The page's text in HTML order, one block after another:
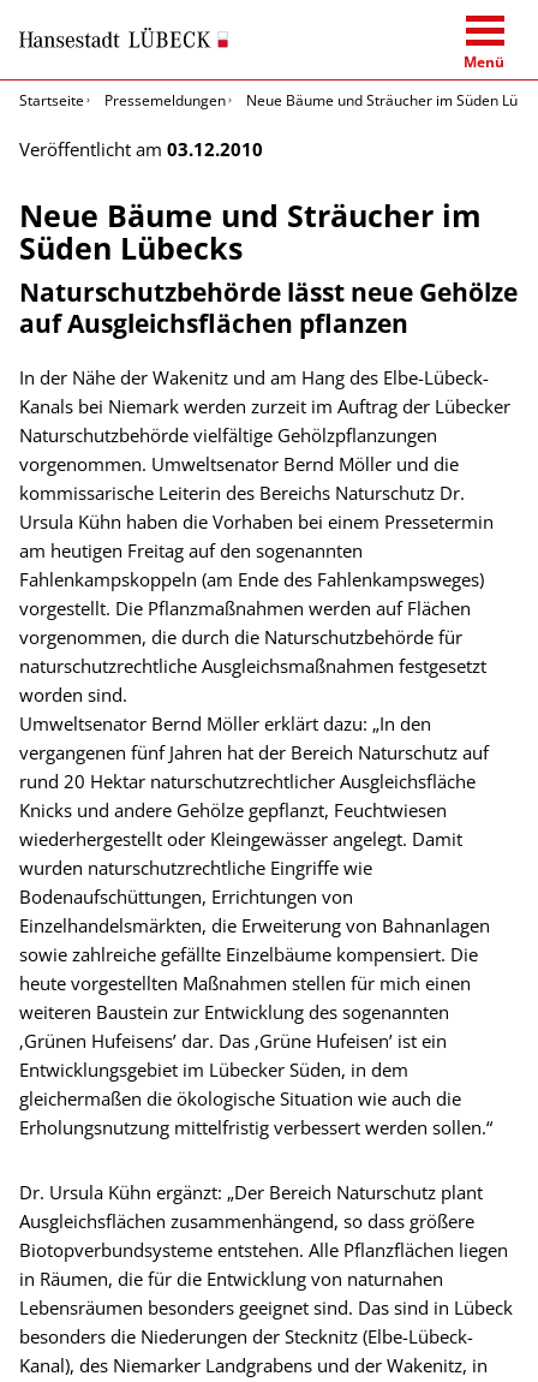
Menü
Startseite
Pressemeldungen Neue Bäume und Sträucher im Süden
Veröffentlicht am 03.12.2010
Neue Bäume und Sträucher im
Süden Lübecks
Naturschutzbehörde lässt neue Gehölze
auf Ausgleichsflächen pflanzen
In der Nähe der Wakenitz und am Hang des Elbe-Lübeck-
Kanals bei Niemark werden zurzeit im Auftrag der Lübecker
Naturschutzbehörde vielfältige Gehölzpflanzungen
vorgenommen. Umweltsenator Bernd Möller und die
kommissarische Leiterin des Bereichs Naturschutz Dr.
Ursula Kühn haben die Vorhaben bei einem Pressetermin
am heutigen Freitag auf den sogenannten
Fahlenkampskoppeln (am Ende des Fahlenkampsweges)
vorgestellt. Die Pflanzmaßnahmen werden auf Flächen
vorgenommen, die durch die Naturschutzbehörde für
naturschutzrechtliche Ausgleichsmaßnahmen festgesetzt
worden sind.
Umweltsenator Bernd Möller erklärt dazu: „In den
vergangenen fünf Jahren hat der Bereich Naturschutz auf
rund 20 Hektar naturschutzrechtlicher Ausgleichsfläche
Knicks und andere Gehölze gepflanzt, Feuchtwiesen
wiederhergestellt oder Kleingewässer angelegt. Damit
wurden naturschutzrechtliche Eingriffe wie
Bodenaufschüttungen, Errichtungen von
Einzelhandelsmärkten, die Erweiterung von Bahnanlagen
sowie zahlreiche gefällte Einzelbäume kompensiert. Die
heute vorgestellten Maßnahmen stellen für mich einen
weiteren Baustein zur Entwicklung des sogenannten
‚Grünen Hufeisens’ dar. Das ‚Grüne Hufeisen’ ist ein
Entwicklungsgebiet im Lübecker Süden, in dem
gleichermaßen die ökologische Situation wie auch die
Erholungsnutzung mittelfristig verbessert werden sollen.“
Dr. Ursula Kühn ergänzt: „Der Bereich Naturschutz plant
Ausgleichsflächen zusammenhängend, so dass größere
Biotopverbundsysteme entstehen. Alle Pflanzflächen liegen
in Räumen, die für die Entwicklung von naturnahen
Lebensräumen besonders geeignet sind. Das sind in Lübeck
besonders die Niederungen der Stecknitz (Elbe-Lübeck-
Kanal), des Niemarker Landgrabens und der Wakenitz, in